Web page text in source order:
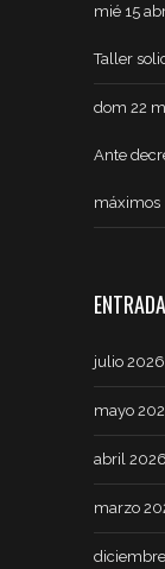
mié 15
Taller
dom 22
Ante
máximos
julio 2026
mayo
abril 2026
marzo